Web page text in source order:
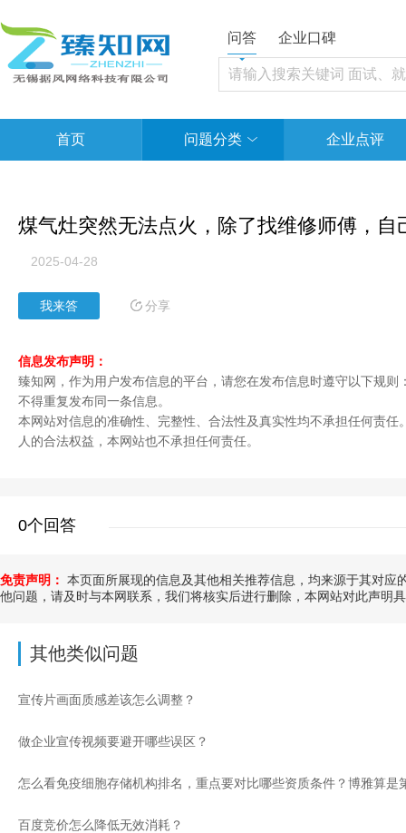
问答 企业口碑
首页 问题分类 企业点评
煤气灶突然无法点火，除了找维修师傅，
2025-04-28
我来答 分享
信息发布声明：
臻知网，作为用户发布信息的平台，请您在发布信息时遵守以下规
不得重复发布同一条信息。
本网站对信息的准确性、完整性、合法性及真实性均不承担任何责任
人的合法权益，本网站也不承担任何责任。
0个回答
免责声明： 本页面所展现的信息及其他相关推荐信息，均来源于其对
他问题，请及时与本网联系，我们将核实后进行删除，本网站对此声明
其他类似问题
宣传片画面质感差该怎么调整？
做企业宣传视频要避开哪些误区？
百度竞价怎么降低无效消耗？